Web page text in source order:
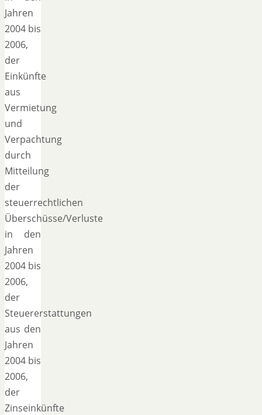
Jahren
2004 bis
2006,
der
Einkünfte
aus
Vermietung
und
Verpachtung
durch
Mitteilung
der
steuerrechtlichen
Überschüsse/Verluste
in den
Jahren
2004 bis
2006,
der
Steuererstattungen
aus den
Jahren
2004 bis
2006,
der
Zinseinkünfte